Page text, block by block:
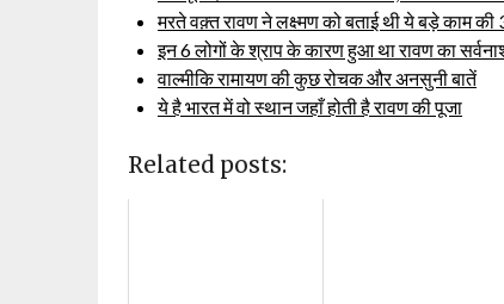
मरते वक़्त रावण ने लक्ष्मण को बताई थी ये बड़े काम की
इन 6 लोगों के श्राप के कारण हुआ था रावण का
वाल्मीकि रामायण की कुछ रोचक और अनसुनी बातें
ये है भारत में वो स्थान जहाँ होती है रावण की पूजा
Related posts: